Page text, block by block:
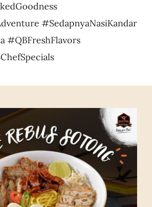
#SedapnyaNasiKandar
#QBFreshFlavors